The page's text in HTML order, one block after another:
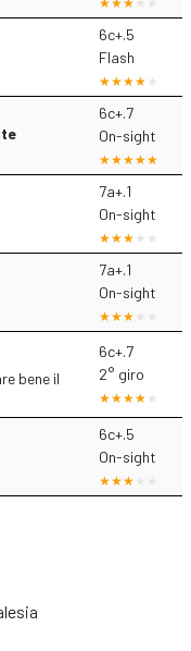
6c+.5
Flash
6c+.7
On-sight
7a+.1
On-sight
7a+.1
On-sight
bene il
6c+.7
2° giro
6c+.5
On-sight